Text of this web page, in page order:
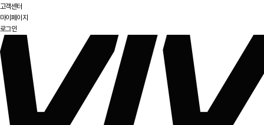
고객센터
마이페이지
로그인